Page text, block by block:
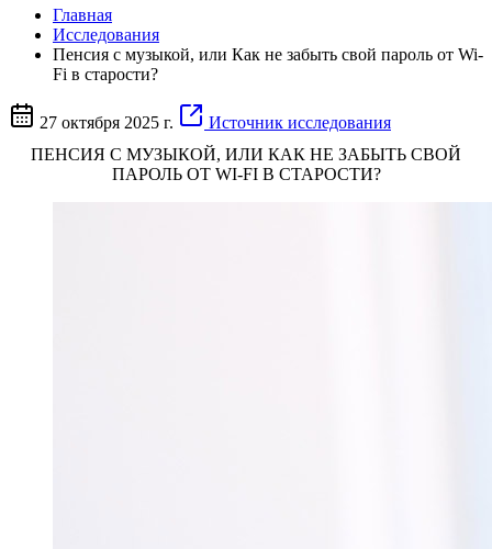
Главная
Исследования
Пенсия с музыкой, или Как не забыть свой пароль от Wi-
Fi в старости?
27 октября 2025 г.
Источник исследования
ПЕНСИЯ С МУЗЫКОЙ, ИЛИ КАК НЕ ЗАБЫТЬ СВОЙ
ПАРОЛЬ ОТ WI-FI В СТАРОСТИ?